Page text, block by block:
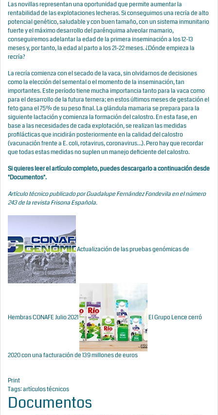
Las novillas representan una oportunidad que permite aumentar la
rentabilidad de las explotaciones lecheras. Si conseguimos una recría de alto
potencial genético, saludable y con buen tamaño, con un sistema inmunitario
fuerte y el máximo desarrollo del parénquima alveolar mamario,
conseguiremos adelantar la edad de la primera inseminación a los 12-13
meses y, por tanto, la edad al parto a los 21-22 meses. ¿Dónde empieza la
recría?
La recría comienza con el secado de la vaca, sin olvidarnos de decisiones
como la elección del semental o el momento de la inseminación, tan
importantes. Este período tiene mucha importancia tanto para la vaca como
para el desarrollo de la futura ternera; en estos últimos meses de gestación el
feto gana el 75% de su peso final. La glándula mamaria se prepara para la
siguiente lactación y comienza la formación del calostro. En esta fase, en
base a las necesidades de cada explotación, se realizan las medidas
profilácticas que incidirán posteriormente en la calidad del calostro
(vacunación frente a E. coli, rotavirus, coronavirus…). Pero hay que recordar
que todas estas medidas no suplen un manejo deficiente del calostro.
Si quieres leer el artículo completo, puedes descargarlo a continuación desde
"Documentos".
Artículo técnico publicado por Guadalupe Fernández Fondevila en el número
243 de la revista Frisona Española.
Actualización de las pruebas genómicas de
Hembras CONAFE Julio 2021 El Grupo Lence cerró
2020 con una facturación de 139 millones de euros
Print
Tags:artículos técnicos
Documentos